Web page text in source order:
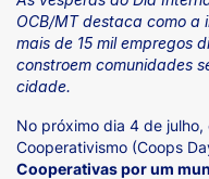
OCB/MT destaca como a
mais de 15 mil empregos
constroem comunidades
cidade.
No próximo dia 4 de
Cooperativismo (Coops
Cooperativas por um